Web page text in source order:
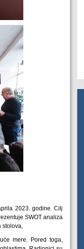
2023. godine. Cilj
SWOT analiza
mere. Pored toga,